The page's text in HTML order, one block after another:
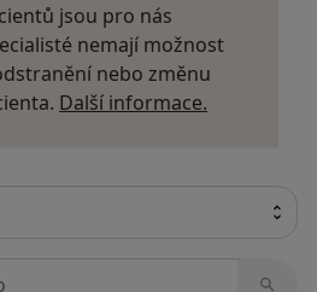
plastické operace
který umožňuje
klientů do práce. Budeme
služeb lékařské
výrůstků v oblasti
jsou pro nás
nemají možnost
nebo změnu
Další informace.